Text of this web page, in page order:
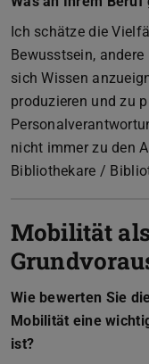
Ich schätze die
Bewusstsein,
sich Wissen
produzieren und zu
nicht immer zu den
Bibliothekare /
Mobilität als
Wie bewerten Sie
Mobilität eine
ist?